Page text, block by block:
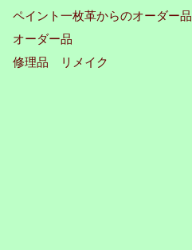
ペイント一枚革からのオーダー品
オーダー品
修理品 リメイク